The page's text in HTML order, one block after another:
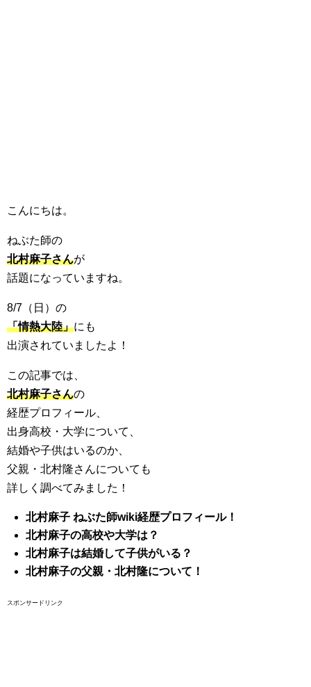
こんにちは。
ねぶた師の
北村麻子さんが
話題になっていますね。
8/7（日）の
「情熱大陸」にも
出演されていましたよ！
この記事では、
北村麻子さんの
経歴プロフィール、
出身高校・大学について、
結婚や子供はいるのか、
父親・北村隆さんについても
詳しく調べてみました！
北村麻子 ねぶた師wiki経歴プロフィール！
北村麻子の高校や大学は？
北村麻子は結婚して子供がいる？
北村麻子の父親・北村隆について！
スポンサードリンク